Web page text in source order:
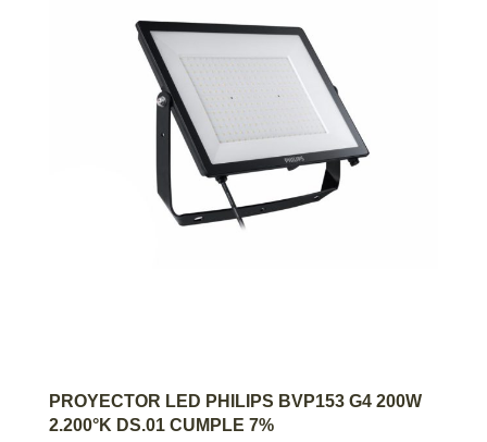
AGREGAR AL CARRITO
PROYECTOR LED PHILIPS BVP153 G4 200W
2.200°K DS.01 CUMPLE 7%